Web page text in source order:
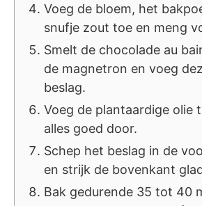
Voeg de bloem, het
snufje zout toe en meng
Smelt de chocolade au
de magnetron en voeg
beslag.
Voeg de plantaardige olie
alles goed door.
Schep het beslag in de
en strijk de bovenkant
Bak gedurende 35 tot 40